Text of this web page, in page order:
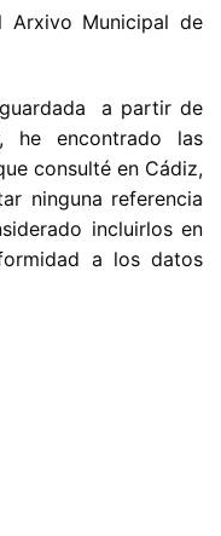
Arxivo Municipal de
guardada a partir de
he encontrado las
consulté en Cádiz,
ninguna referencia
incluirlos en
a los datos